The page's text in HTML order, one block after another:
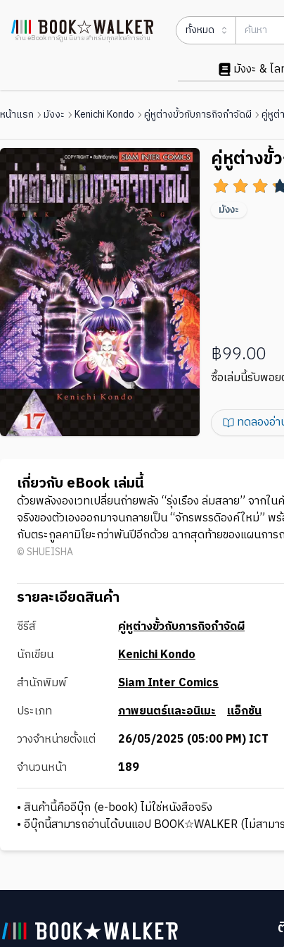
ร้าน eBook การ์ตูน นิยาย สำหรับทุกสไตล์การอ่าน
ทั้งหมด
มังงะ & ไ
หน้าแรก มังงะ Kenichi Kondo คู่หูต่างขั้วกับภารกิจกำจัดผี คู่หูต่
คู่หูต่างขั้
มังงะ
฿99.00
ซื้อเล่มนี้รับพอ
ทดลองอ่
เกี่ยวกับ eBook เล่มนี้
ด้วยพลังงองเวทเปลี่ยนถ่ายพลัง “รุ่งเรือง ล่มสลาย” จาก
จริงของตัวเองออกมาจนกลายเป็น “จักรพรรดิองค์ใหม่”
กับตระกูลคามิโยะกว่าพันปีอีกด้วย ฉากสุดท้ายของแผนการ
© SHUEISHA
รายละเอียดสินค้า
ซีรีส์
คู่หูต่างขั้วกับภารกิจกำจัดผี
นักเขียน
Kenichi Kondo
สำนักพิมพ์
Siam Inter Comics
ประเภท
ภาพยนตร์และอนิเมะ แอ็กชัน
วางจำหน่ายตั้งแต่
26/05/2025 (05:00 PM) ICT
จำนวนหน้า
189
• สินค้านี้คืออีบุ๊ก (e-book) ไม่ใช่หนังสือจริง
• อีบุ๊กนี้สามารถอ่านได้บนแอป BOOK☆WALKER (ไม่สามา